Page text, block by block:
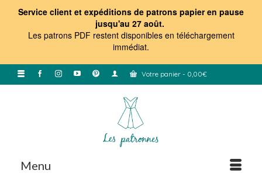
Service client et expéditions de patrons papier en pause
jusqu'au 27 août.
Les patrons PDF restent disponibles en téléchargement
immédiat.
Votre panier - 0,00€
Menu